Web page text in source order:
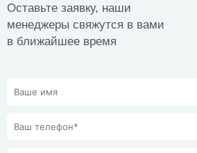
Оставьте заявку, наши
менеджеры свяжутся в вами
в ближайшее время